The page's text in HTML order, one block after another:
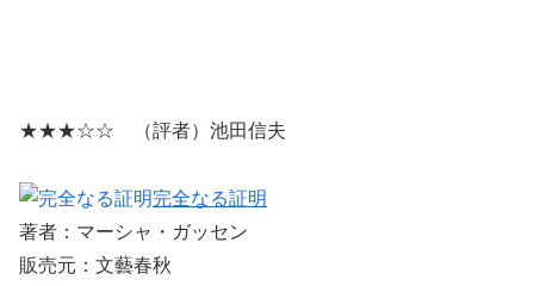
★★★☆☆ （評者）池田信夫
完全なる証明
著者：マーシャ・ガッセン
販売元：文藝春秋